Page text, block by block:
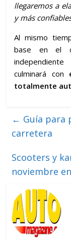
llegaremos a
y más
Al mismo
base en el
culminará con
totalmente
← Guía para
carretera
Scooters y
noviembre